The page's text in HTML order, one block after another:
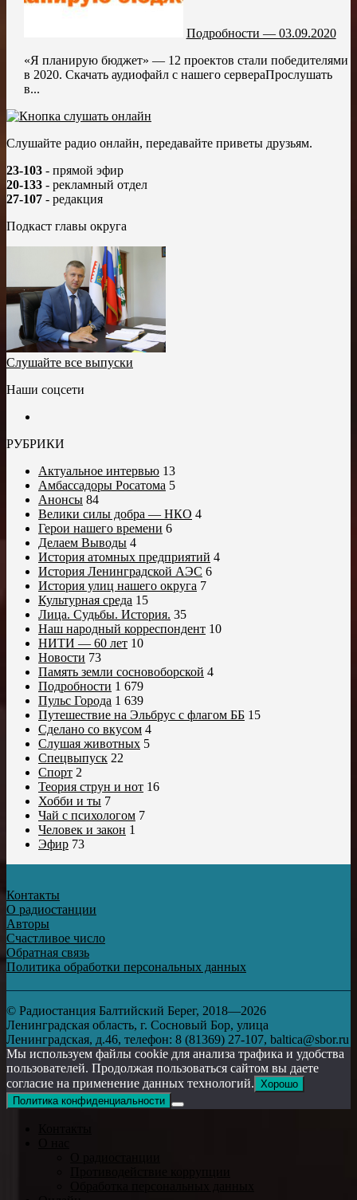
Подробности — 03.09.2020
«Я планирую бюджет» — 12 проектов стали победителями
в 2020. Скачать аудиофайл с нашего сервераПрослушать
в...
Слушайте радио онлайн, передавайте приветы друзьям.
23-103 - прямой эфир
20-133 - рекламный отдел
27-107 - редакция
Подкаст главы округа
Слушайте все выпуски
Наши соцсети
РУБРИКИ
Актуальное интервью 13
Амбассадоры Росатома 5
Анонсы 84
Велики силы добра — НКО 4
Герои нашего времени 6
Делаем Выводы 4
История атомных предприятий 4
История Ленинградской АЭС 6
История улиц нашего округа 7
Культурная среда 15
Лица. Судьбы. История. 35
Наш народный корреспондент 10
НИТИ — 60 лет 10
Новости 73
Память земли сосновоборской 4
Подробности 1 679
Пульс Города 1 639
Путешествие на Эльбрус с флагом ББ 15
Сделано со вкусом 4
Слушая животных 5
Спецвыпуск 22
Спорт 2
Теория струн и нот 16
Хобби и ты 7
Чай с психологом 7
Человек и закон 1
Эфир 73
Контакты
О радиостанции
Авторы
Счастливое число
Обратная связь
Политика обработки персональных данных
© Радиостанция Балтийский Берег, 2018—2026
Ленинградская область, г. Сосновый Бор, улица
Ленинградская, д.46, телефон: 8 (81369) 27-107, baltica@sbor.ru
Мы используем файлы cookie для анализа трафика и удобства
пользователей. Продолжая пользоваться сайтом вы даете
согласие на применение данных технологий. Хорошо
Политика конфиденциальности